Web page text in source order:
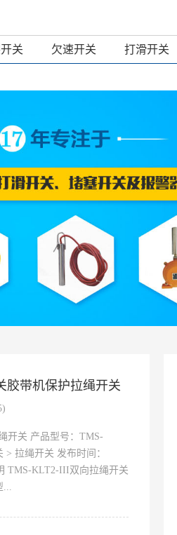
关 欠速开关 打滑开关
胶带机保护拉绳开关
开关 产品型号：TMS-
拉绳开关 发布时间：
TMS-KLT2-III双向拉绳开关
...